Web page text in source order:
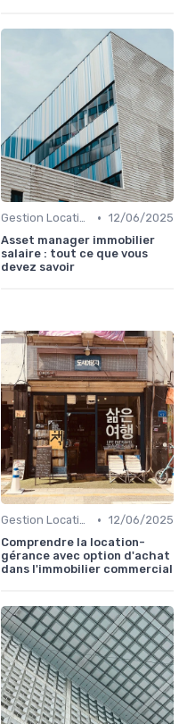
Gestion Locative et Asset Management • 12/06/2025
Asset manager immobilier
salaire : tout ce que vous
devez savoir
Gestion Locative et Asset Management • 12/06/2025
Comprendre la location-
gérance avec option d'achat
dans l'immobilier commercial